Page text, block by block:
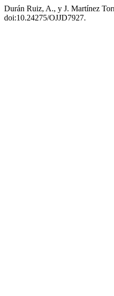
Durán Ruiz, A., y J. Martínez
doi:10.24275/OJJD7927.